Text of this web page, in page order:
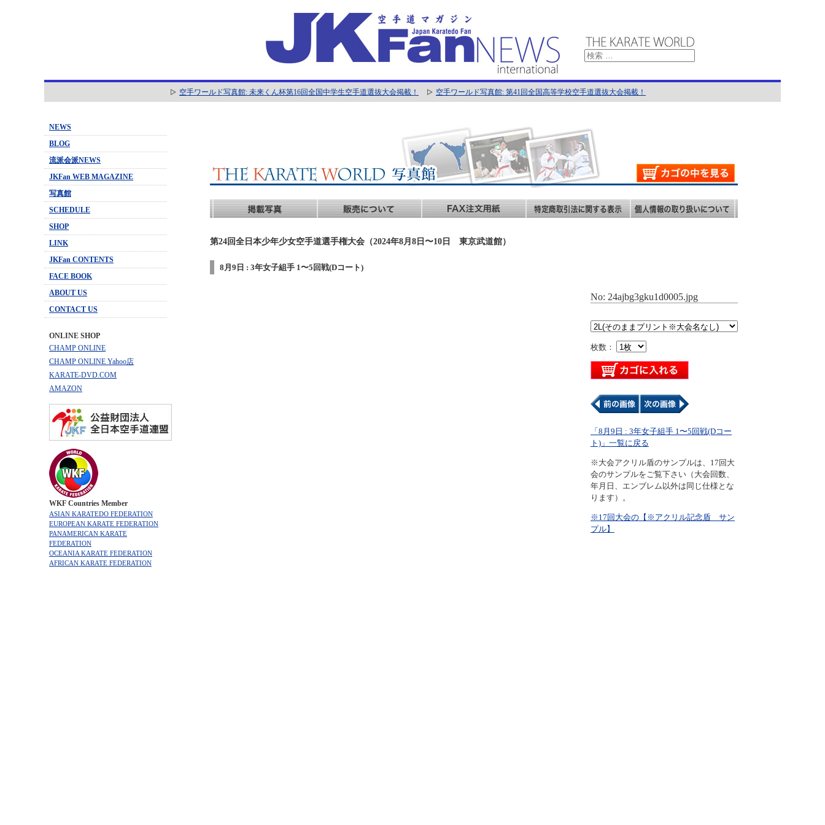
空手ワールド写真館: 未来くん杯第16回全国中学生空手道選抜大会掲載！ 空手ワールド写真館: 第41回全国高等学校空手道選抜大会掲載！
NEWS
BLOG
流派会派NEWS
JKFan WEB MAGAZINE
写真館
SCHEDULE
SHOP
LINK
JKFan CONTENTS
FACE BOOK
ABOUT US
CONTACT US
ONLINE SHOP
CHAMP ONLINE
CHAMP ONLINE Yahoo店
KARATE-DVD.COM
AMAZON
WKF Countries Member
ASIAN KARATEDO FEDERATION
EUROPEAN KARATE FEDERATION
PANAMERICAN KARATE
FEDERATION
OCEANIA KARATE FEDERATION
AFRICAN KARATE FEDERATION
第24回全日本少年少女空手道選手権大会（2024年8月8日〜10日 東京武道館）
8月9日 : 3年女子組手 1〜5回戦(Dコート)
No: 24ajbg3gku1d0005.jpg
枚数：
「8月9日 : 3年女子組手 1〜5回戦(Dコー
ト)」一覧に戻る
※大会アクリル盾のサンプルは、17回大
会のサンプルをご覧下さい（大会回数、
年月日、エンブレム以外は同じ仕様とな
ります）。
※17回大会の【※アクリル記念盾 サン
プル】